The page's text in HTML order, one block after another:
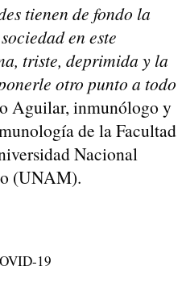
tienen de fondo la
en este
triste, deprimida y la
otro punto a todo
Aguilar, inmunólogo y
de la Facultad
Nacional
(UNAM).